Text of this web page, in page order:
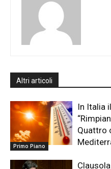
Altri articoli
Primo Piano
In Italia
Quattro